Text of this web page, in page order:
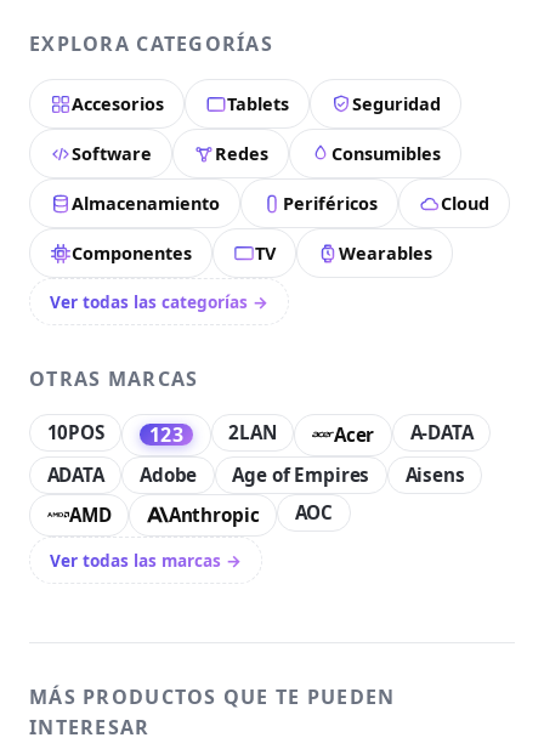
EXPLORA CATEGORÍAS
Accesorios Tablets Seguridad
Software Redes Consumibles
Almacenamiento Periféricos Cloud
Componentes TV Wearables
Ver todas las categorías →
OTRAS MARCAS
10POS 123 2LAN Acer
A-DATA
ADATA
Adobe Age of Empires
Aisens
AMD
Anthropic AOC
Ver todas las marcas →
MÁS PRODUCTOS QUE TE PUEDEN
INTERESAR